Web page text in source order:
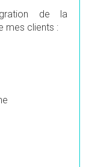
de la
mes clients :